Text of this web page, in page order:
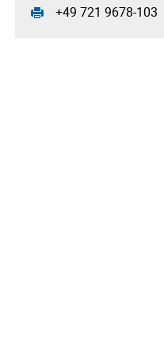
+49 721 9678-103